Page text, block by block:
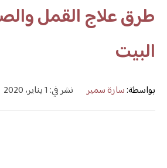
طرق علاج القمل
البيت
بواسطة:سارة سمير نشر في: 1 يناير، 2020